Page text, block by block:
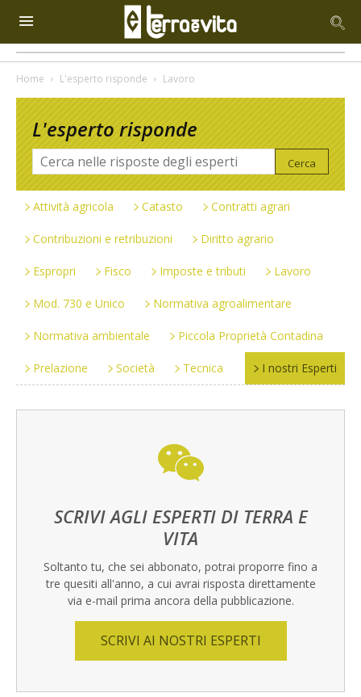
Home L'esperto risponde Lavoro
L'esperto risponde
Attività agricola Catasto Contratti agrari
Contribuzioni e retribuzioni Diritto agrario
Espropri Fisco Imposte e tributi Lavoro
Mod. 730 e Unico Normativa agroalimentare
Normativa ambientale Piccola Proprietà Contadina
Prelazione Società Tecnica I nostri Esperti
SCRIVI AGLI ESPERTI DI TERRA E
VITA
Soltanto tu, che sei abbonato, potrai proporre fino a
tre quesiti all'anno, a cui avrai risposta direttamente
via e-mail prima ancora della pubblicazione.
SCRIVI AI NOSTRI ESPERTI